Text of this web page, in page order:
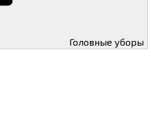
Головные уборы